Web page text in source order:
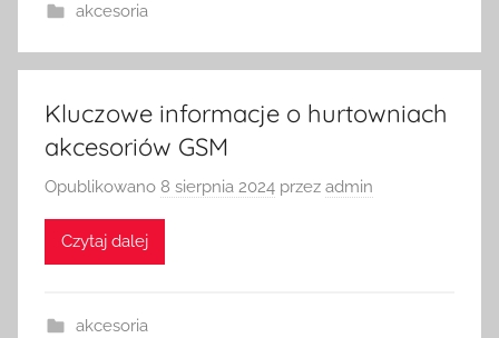
akcesoria
Kluczowe informacje o hurtowniach
akcesoriów GSM
Opublikowano 8 sierpnia 2024 przez admin
Czytaj dalej
akcesoria